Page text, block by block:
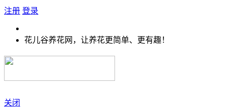
注册 登录
花儿谷养花网，让养花更简单、更有趣！
关闭